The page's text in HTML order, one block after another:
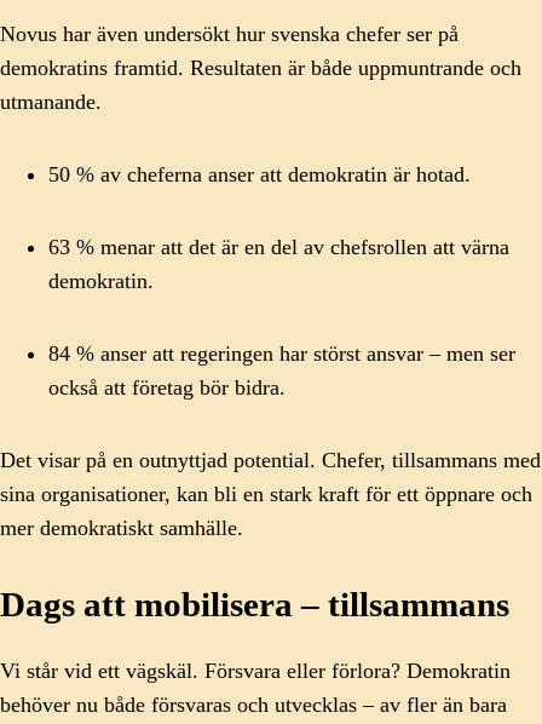
Novus har även undersökt hur svenska chefer ser på
demokratins framtid. Resultaten är både uppmuntrande och
utmanande.
50 % av cheferna anser att demokratin är hotad.
63 % menar att det är en del av chefsrollen att värna
demokratin.
84 % anser att regeringen har störst ansvar – men ser
också att företag bör bidra.
Det visar på en outnyttjad potential. Chefer, tillsammans med
sina organisationer, kan bli en stark kraft för ett öppnare och
mer demokratiskt samhälle.
Dags att mobilisera – tillsammans
Vi står vid ett vägskäl. Försvara eller förlora? Demokratin
behöver nu både försvaras och utvecklas – av fler än bara